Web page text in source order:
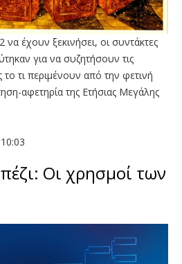
έχουν ξεκινήσει, οι συντάκτες
για να συζητήσουν τις
τι περιμένουν από την φετινή
αφετηρία της Ετήσιας Μεγάλης
Οι χρησμοί των